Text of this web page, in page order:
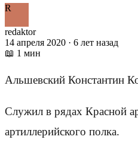
R
redaktor
14 апреля 2020 · 6 лет назад
📖 1 мин
Альшевский Константин
Служил в рядах Красной
артиллерийского полка.